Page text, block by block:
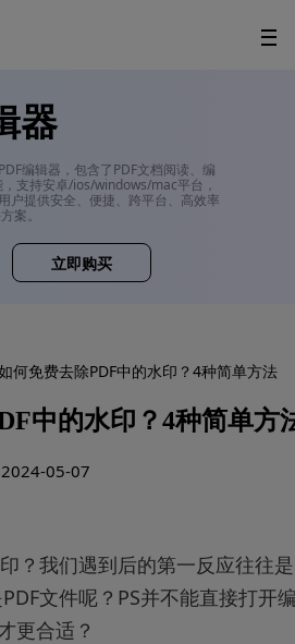
器
编辑器，包含了PDF文档阅读、编
支持安卓/ios/windows/mac平台，
户提供安全、便捷、跨平台、高效率
案。
立即购买
何免费去除PDF中的水印？4种简单方法
中的水印？4种简单方
05-07
？我们遇到后的第一反应往往是
文件呢？PS并不能直接打开
更合适？